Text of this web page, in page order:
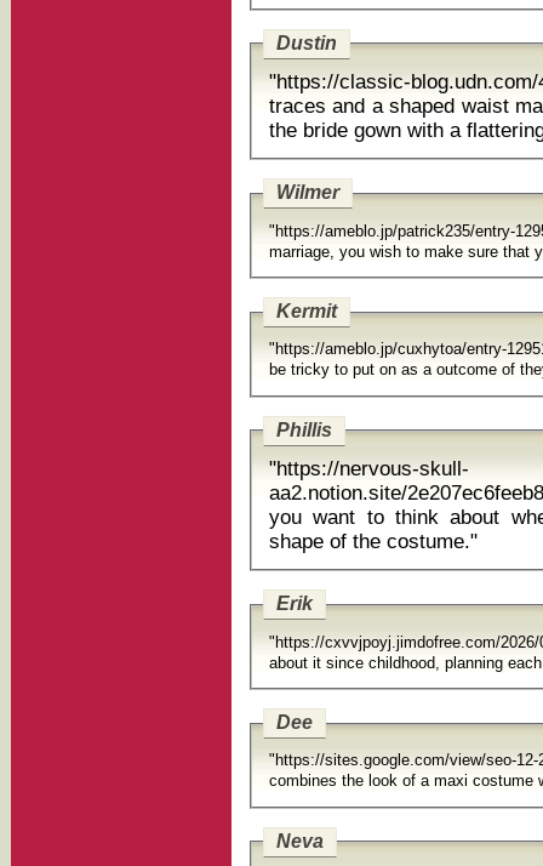
Dustin
"https://classic-
traces and a shaped waist
the bride gown with a
Wilmer
"https://ameblo.jp/patrick235/entry-
Kermit
"https://ameblo.jp/cuxhytoa/entry-
be tricky to put on as a outcome of
Phillis
"https://nervous-skull-
aa2.notion.site/
you want to think about
shape of the costume."
Erik
"https://cxvvjpoyj.jimdofree.com/
about it since childhood, planning
Dee
"https://sites.google.com/view/seo-
Neva